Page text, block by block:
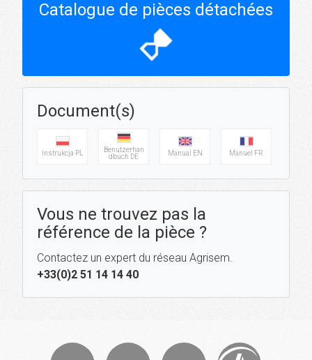
Catalogue de pièces détachées
hourglass_top
Document(s)
Instrukcja PL
Benutzerhan
dbuch DE
Manual EN Manuel FR
Vous ne trouvez pas la
référence de la pièce ?
Contactez un expert du réseau Agrisem.
+33(0)2 51 14 14 40